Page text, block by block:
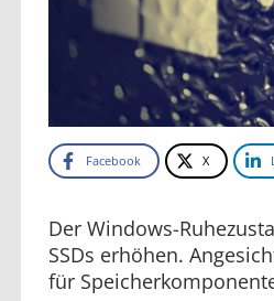
Facebook X
Der Windows-
SSDs erhöhen.
für